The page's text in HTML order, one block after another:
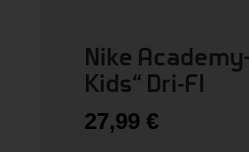
Nike
Kids“ Dri-FI
27,99 €